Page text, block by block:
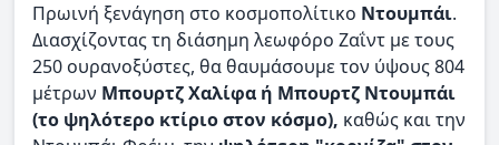
Πρωινή ξενάγηση στο κοσμοπολίτικο Ντουμπάι.
Διασχίζοντας τη διάσημη λεωφόρο Ζαΐντ με τους
250 ουρανοξύστες, θα θαυμάσουμε τον ύψους 804
μέτρων Μπουρτζ Χαλίφα ή Μπουρτζ Ντουμπάι
(το ψηλότερο κτίριο στον κόσμο), καθώς και την